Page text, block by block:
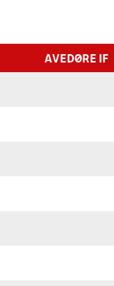
AVEDØRE IF